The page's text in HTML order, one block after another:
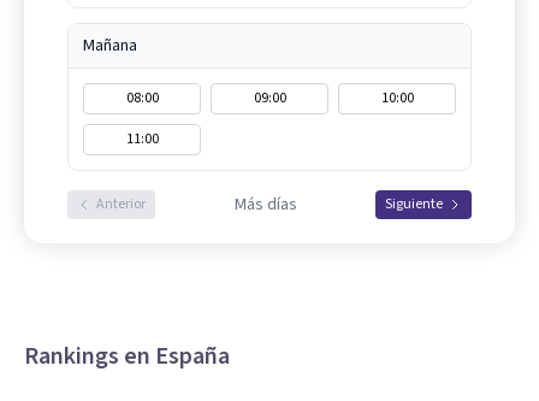
Mañana
08:00 09:00
10:00
11:00
Anterior Más días Siguiente
Rankings en España